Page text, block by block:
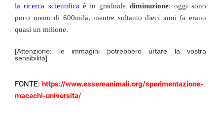
la ricerca scientifica è in graduale diminuzione: oggi sono
poco meno di 600mila, mentre soltanto dieci anni fa erano
quasi un milione.
[Attenzione: le immagini potrebbero urtare la vostra
sensibilità]
FONTE: https://www.essereanimali.org/sperimentazione-
macachi-universita/